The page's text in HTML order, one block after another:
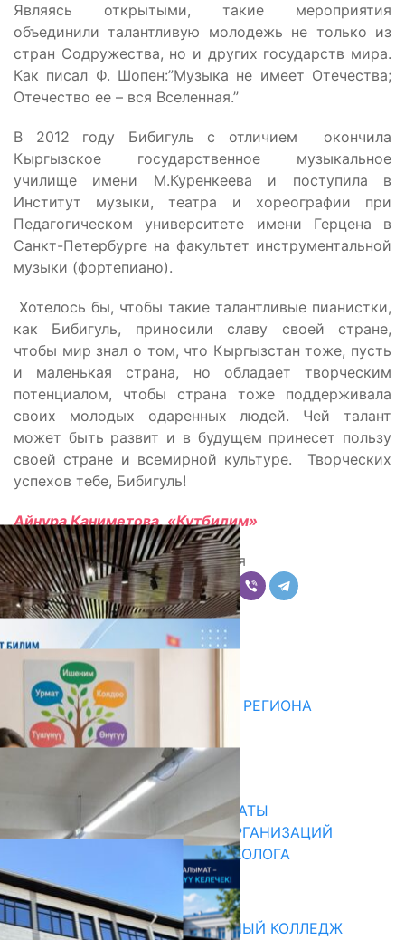
Являясь открытыми, такие мероприятия
объединили талантливую молодежь не только из
стран Содружества, но и других государств мира.
Как писал Ф. Шопен:”Музыка не имеет Отечества;
Отечество ее – вся Вселенная.”
В 2012 году Бибигуль с отличием окончила
Кыргызское государственное музыкальное
училище имени М.Куренкеева и поступила в
Институт музыки, театра и хореографии при
Педагогическом университете имени Герцена в
Санкт-Петербурге на факультет инструментальной
музыки (фортепиано).
Хотелось бы, чтобы такие талантливые пианистки,
как Бибигуль, приносили славу своей стране,
чтобы мир знал о том, что Кыргызстан тоже, пусть
и маленькая страна, но обладает творческим
потенциалом, чтобы страна тоже поддерживала
своих молодых одаренных людей. Чей талант
может быть развит и в будущем принесет пользу
своей стране и всемирной культуре. Творческих
успехов тебе, Бибигуль!
Айнура Каниметова,«Кутбилим»
Поделиться
Комментарии
Последние новости
ДЛЯ МЕТОДИСТОВ ЮЖНОГО РЕГИОНА
НАЧАЛОСЬ ОБУЧЕНИЕ
05.08.2026
В ПРИМЕРНЫЕ ТИПОВЫЕ ШТАТЫ
ОБЩЕОБРАЗОВАТЕЛЬНЫХ ОРГАНИЗАЦИЙ
ВВЕДЕНА ДОЛЖНОСТЬ ПСИХОЛОГА
31.07.2026
Абитуриент
БИШКЕКСКИЙ УНИВЕРСАЛЬНЫЙ КОЛЛЕДЖ